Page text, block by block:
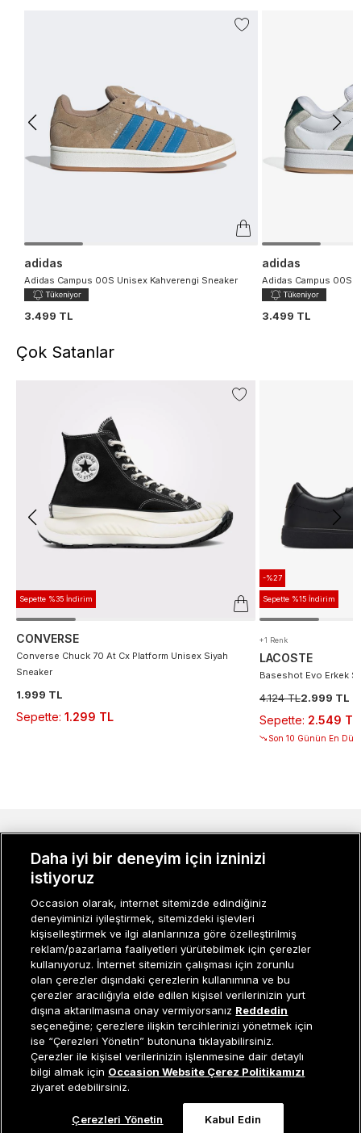
Sepete Ekle
adidas
Adidas Campus 00S Unisex Kahverengi Sneaker
3.499 TL
adidas
Adidas Campus 00S
3.499 TL
Çok Satanlar
Sepette %35 İndirim
CONVERSE
Converse Chuck 70 At Cx Platform Unisex Siyah
Sneaker
1.999 TL
Sepette: 1.299 TL
-%27
Sepette %15 İndirim
+1 Renk
LACOSTE
Baseshot Evo Erkek
4.124 TL2.999 TL
Sepette: 2.549 TL
Son 10 Günün En
Müşteri İlişkileri0 850 800 01 20
KURUMSAL
KADIN KATEGORILER
GRUP MARKALAR
ERKEK KATEGORILER
Daha iyi bir deneyim için izninizi
istiyoruz
Occasion olarak, internet sitemizde edindiğiniz
deneyiminizi iyileştirmek, sitemizdeki işlevleri
kişiselleştirmek ve ilgi alanlarınıza göre özelleştirilmiş
reklam/pazarlama faaliyetleri yürütebilmek için çerezler
kullanıyoruz. İnternet sitemizin çalışması için zorunlu
olan çerezler dışındaki çerezlerin kullanımına ve bu
çerezler aracılığıyla elde edilen kişisel verilerinizin yurt
dışına aktarılmasına onay vermiyorsanız Reddedin
seçeneğine; çerezlere ilişkin tercihlerinizi yönetmek için
ise “Çerezleri Yönetin” butonuna tıklayabilirsiniz.
Çerezler ile kişisel verilerinizin işlenmesine dair detaylı
bilgi almak için Occasion Website Çerez Politikamızı
ziyaret edebilirsiniz.
Çerezleri Yönetin Kabul Edin